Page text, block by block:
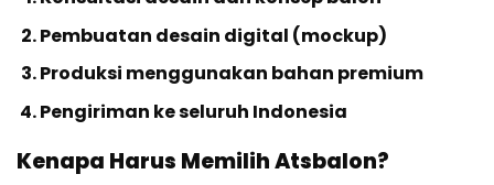
Pembuatan desain digital (mockup)
Produksi menggunakan bahan premium
Pengiriman ke seluruh Indonesia
Kenapa Harus Memilih Atsbalon?